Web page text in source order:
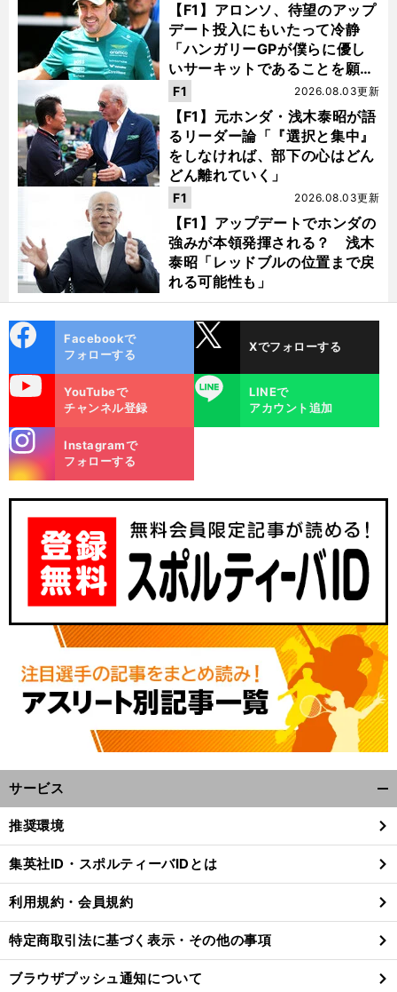
【F1】アロンソ、待望のアップ
デート投入にもいたって冷静
「ハンガリーGPが僕らに優し
いサーキットであることを願
う」
【F1】元ホンダ・浅木泰昭が語
るリーダー論「『選択と集中』
をしなければ、部下の心はどん
どん離れていく」
2026.08.03更新
F1
【F1】アップデートでホンダの
強みが本領発揮される？ 浅木
泰昭「レッドブルの位置まで戻
れる可能性も」
2026.08.03更新
F1
ok
Facebookで
フォローする
Xでフォローする
YouTubeで
チャンネル登録
LINE
LINEで
アカウント追加
m
Instagramで
フォローする
サービス
閉
る
推奨環境
集英社ID・スポルティーバIDとは
利用規約・会員規約
特定商取引法に基づく表示・その他の事項
ブラウザプッシュ通知について